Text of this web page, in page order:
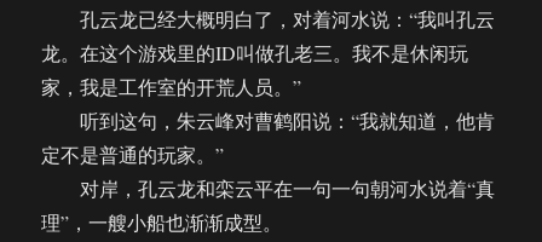
孔云龙已经大概明白了，对着河水说：“我叫孔云
龙。在这个游戏里的ID叫做孔老三。我不是休闲玩
家，我是工作室的开荒人员。”
听到这句，朱云峰对曹鹤阳说：“我就知道，他肯
定不是普通的玩家。”
对岸，孔云龙和栾云平在一句一句朝河水说着“真
理”，一艘小船也渐渐成型。